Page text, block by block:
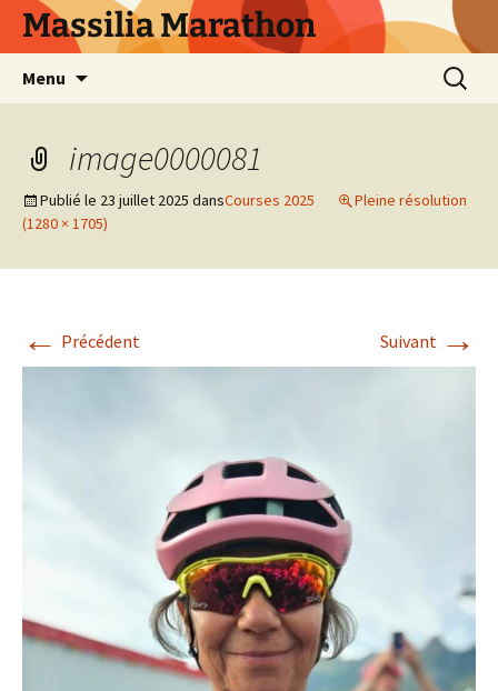
AllerMassilia Marathon
Menu
image0000081
Publié le 23 juillet 2025 dansCourses 2025
Pleine résolution
(1280 × 1705)
← Précédent Suivant →